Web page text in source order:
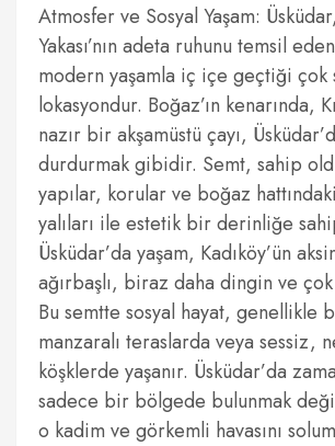
Atmosfer ve Sosyal Yaşam:
Yakası’nın adeta ruhunu temsil
modern yaşamla iç içe geçtiği
lokasyondur. Boğaz’ın kenarında,
nazır bir akşamüstü çayı,
durdurmak gibidir. Semt, sahip
yapılar, korular ve boğaz
yalıları ile estetik bir derinliğe
Üsküdar’da yaşam, Kadıköy’ün
ağırbaşlı, biraz daha dingin ve
Bu semtte sosyal hayat, genellikle
manzaralı teraslarda veya sessiz,
köşklerde yaşanır. Üsküdar’da
sadece bir bölgede bulunmak
o kadim ve görkemli havasını